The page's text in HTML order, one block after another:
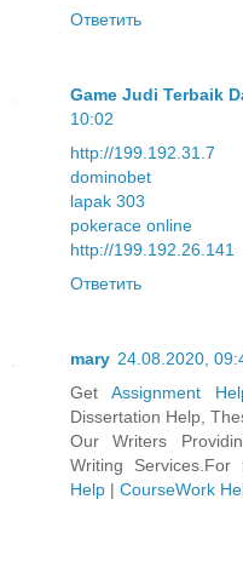
Ответить
Game Judi Terbaik
10:02
http://199.192.31.7
dominobet
lapak 303
pokerace online
http://199.192.26.141
Ответить
mary 24.08.2020,
GetAssignment
Dissertation Help,
Our Writers
Writing
Help | CourseWork